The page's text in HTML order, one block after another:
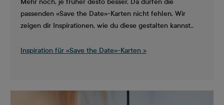
Mehr noch, je früher desto besser. Da dürfen die
passenden «Save the Date»-Karten nicht fehlen. Wir
zeigen dir Inspirationen, wie du diese gestalten kannst..
Inspiration für «Save the Date»-Karten >